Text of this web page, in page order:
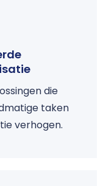
die
taken
verhogen.